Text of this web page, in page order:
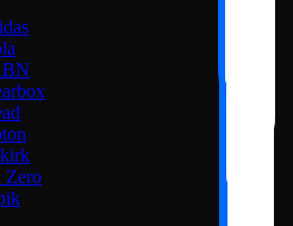
Zero